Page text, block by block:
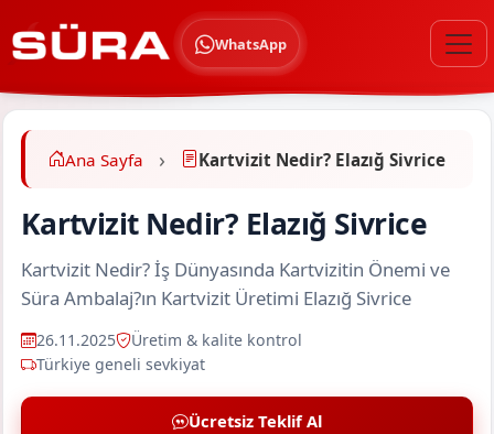
WhatsApp
Ana Sayfa Kartvizit Nedir? Elazığ Sivrice
Kartvizit Nedir? Elazığ Sivrice
Kartvizit Nedir? İş Dünyasında Kartvizitin Önemi ve
Süra Ambalaj?ın Kartvizit Üretimi Elazığ Sivrice
26.11.2025
Üretim & kalite kontrol
Türkiye geneli sevkiyat
Ücretsiz Teklif Al